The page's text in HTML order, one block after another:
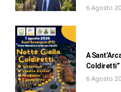
6 Agosto
A
Coldiretti”
6 Agosto